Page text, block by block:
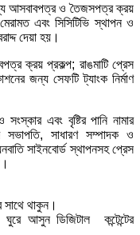
আসবাবপত্র ও তৈজসপত্র ক্রয়
এবং সিসিটিভি স্থাপন ও
দেয়া হয়।
ক্রয় প্রকল্প; রাঙমাটি প্রেস
জন্য সেফটি ট্যাংক নির্মাণ
এবং বৃষ্টির পানি নামার
সভাপতি, সাধারণ সম্পাদক ও
সাইনবোর্ড স্থাপনসহ প্রেস
সাথে থাকুন।
ঘুরে আসুন ডিজিটাল কন্টেন্টের